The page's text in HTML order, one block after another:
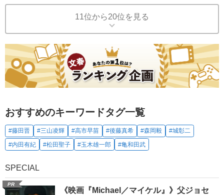
11位から20位を見る
おすすめのキーワードタグ一覧
#藤田晋 #三山凌輝 #高市早苗 #後藤真希 #森岡毅
#城彰二
#内田有紀
#松田聖子 #玉木雄一郎 #亀和田武
SPECIAL
PR
《映画『Michael／マイケル』》父ジョセ